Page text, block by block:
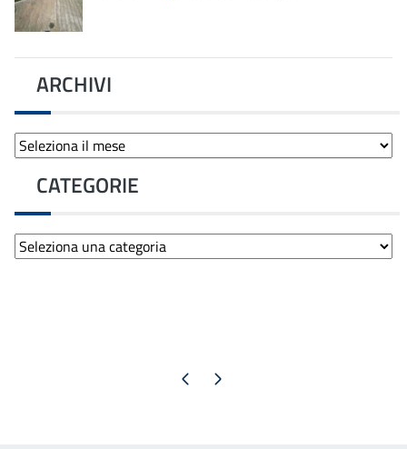
ARCHIVI
Archivi
CATEGORIE
Categorie
Pagina precedente
Pagina successiva